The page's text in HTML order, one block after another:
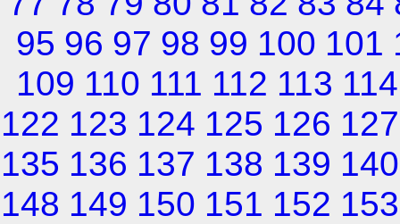
95 96 97 98 99 100 101
109 110 111 112 113 114
122 123 124 125 126 127
135 136 137 138 139 140
148 149 150 151 152 153